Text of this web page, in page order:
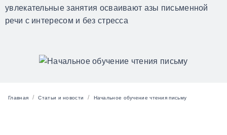
увлекательные занятия осваивают азы письменной
речи с интересом и без стресса
Главная / Статьи и новости / Начальное обучение чтения письму